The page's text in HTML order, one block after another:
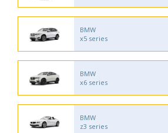
BMW
x5 series
BMW
x6 series
BMW
z3 series